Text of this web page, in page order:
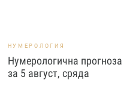
НУМЕРОЛОГИЯ
Нумерологична прогноза
за 5 август, сряда